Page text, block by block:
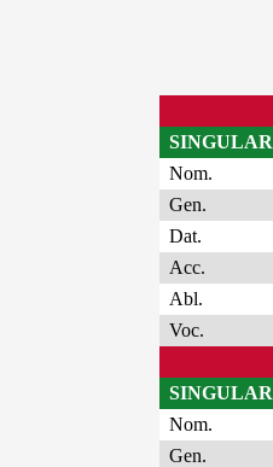
SINGULAR
Nom.
Gen.
Dat.
Acc.
Abl.
Voc.
SINGULAR
Nom.
Gen.